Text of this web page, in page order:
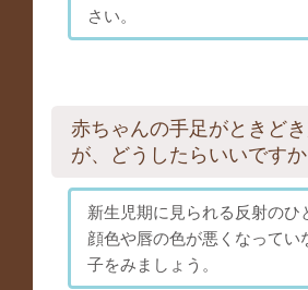
さい。
赤ちゃんの手足がときど
が、どうしたらいいですか
新生児期に見られる反射のひ
顔色や唇の色が悪くなってい
子をみましょう。